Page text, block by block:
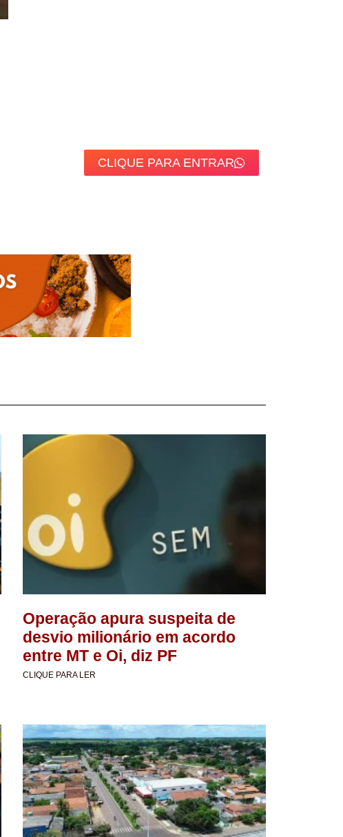
CLIQUE PARA ENTRAR
Operação apura suspeita de
desvio milionário em acordo
entre MT e Oi, diz PF
CLIQUE PARA LER